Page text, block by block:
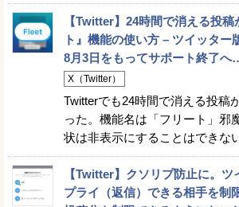
【Twitter】24時間で消える投
ト』機能の使い方 – ツイッター
8月3日をもってサポート終了へ
X（Twitter）
Twitterでも24時間で消える投稿
った。機能名は「フリート」邪
状は非表示にすることはできな
【Twitter】クソリプ防止に。ツ
プライ（返信）できる相手を制